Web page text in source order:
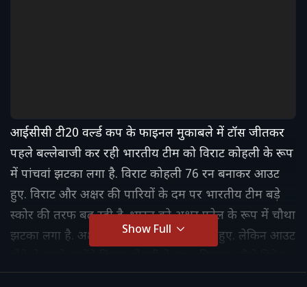
आईसीसी टी20 वर्ल्ड कप के फाइनल मुकाबले में टॉस जीतकर
पहले बल्लेबाजी कर रही भारतीय टीम को विराट कोहली के रूप
में पांचवां झटका लगा है. विराट कोहली 76 रन बनाकर आउट
हुए. विराट और अक्षर की पारियों के दम पर भारतीय टीम बड़े
स्कोर की तरफ बढ़ रही है. भारत को अक्षर पटेल के रूप में चौथा
झटका लगा है. अक्षर 47 रन बनाकर रन आउट हुए. लेकिन आउट
के लिए 72 रनों की साझेदारी कर भारत को अच्छी वापसी
Show Full